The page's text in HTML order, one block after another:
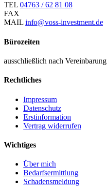
TEL 04763 / 62 81 08
FAX
MAIL info@voss-investment.de
Bürozeiten
ausschließlich nach Vereinbarung
Rechtliches
Impressum
Datenschutz
Erstinformation
Vertrag widerrufen
Wichtiges
Über mich
Bedarfsermittlung
Schadensmeldung